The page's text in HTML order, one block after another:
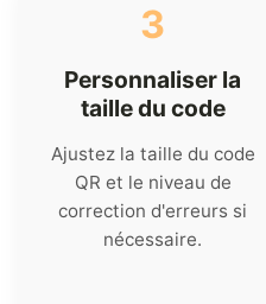
3
Personnaliser la
taille du code
Ajustez la taille du code
QR et le niveau de
correction d'erreurs si
nécessaire.